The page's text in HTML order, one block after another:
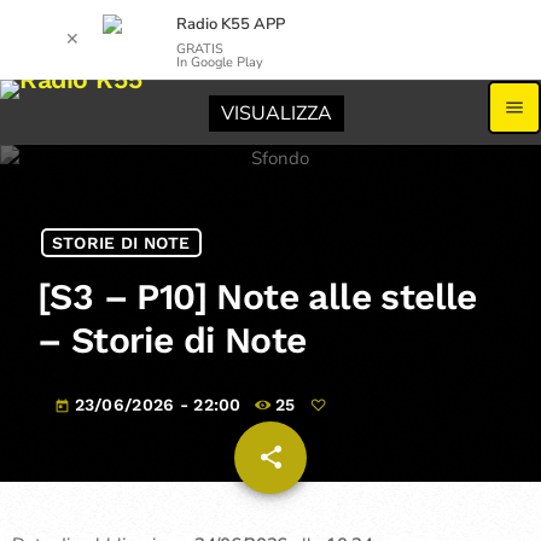
menu
STORIE DI NOTE
[S3 – P10] Note alle stelle
– Storie di Note
today 23/06/2026 - 22:00 25
share
email
✕
Radio K55 APP
GRATIS
In Google Play
VISUALIZZA